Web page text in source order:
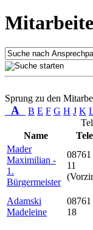
Sprung zu den
A B E F G H J K
Name
Mader
Maximilian -
1.
Bürgermeister
11
Adamski
Madeleine
18